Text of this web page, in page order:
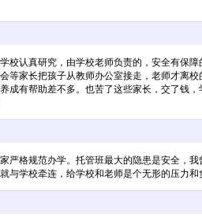
认真研究，由学校老师负责的，安全有保
家长把孩子从教师办公室接走，老师才离
有帮助差不多。也苦了这些家长，交了钱
格规范办学。托管班最大的隐患是安全，
学校牵连，给学校和老师是个无形的压力